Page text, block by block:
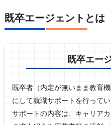
既卒エージェントとは
既卒エー
既卒者（内定が無いまま教育
にして就職サポートを行って
サポートの内容は、キャリア